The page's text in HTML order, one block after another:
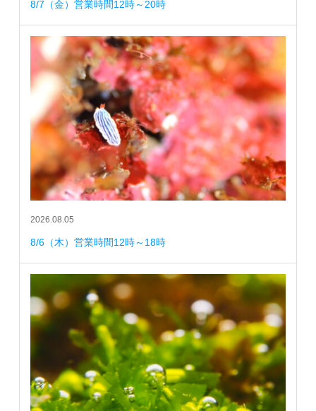
8/7（金）営業時間12時～20時
2026.08.05
8/6（木）営業時間12時～18時